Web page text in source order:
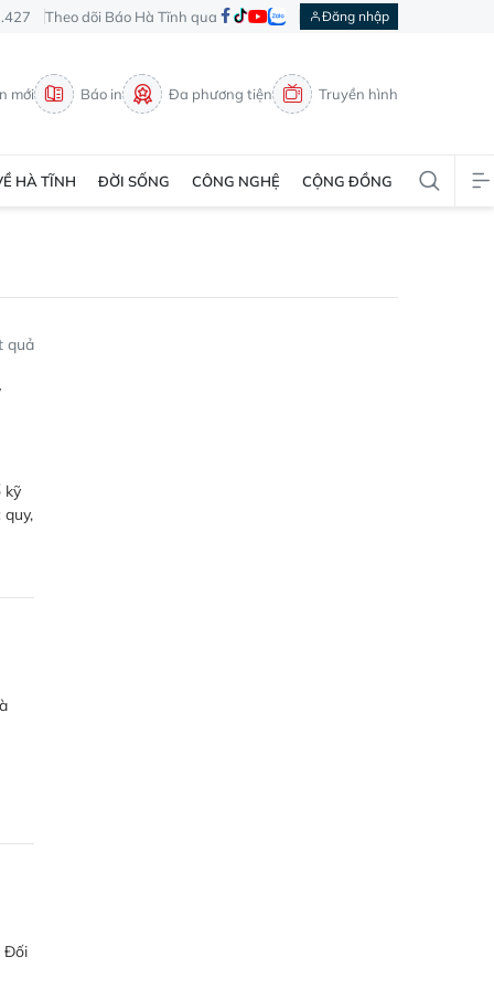
Theo dõi Báo Hà Tĩnh qua Đăng nhập
mới Báo in Đa phương tiện Truyền hình
HÀ TĨNH ĐỜI SỐNG CÔNG NGHỆ CỘNG ĐỒNG
quả
kỹ
Đối